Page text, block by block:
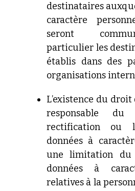
destinataires
caractère
seront
particulier les
établis dans des
organisations
L’existence du droit
responsable
rectification ou
données à
unelimitation du
données à
relatives à la